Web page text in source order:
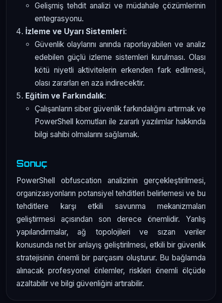
Gelişmiş tehdit analizi ve müdahale çözümlerinin
entegrasyonu.
İzleme ve Uyarı Sistemleri:
Güvenlik olaylarını anında raporlayabilen ve analiz
edebilen güçlü izleme sistemleri kurulması. Olası
kötü niyetli aktivitelerin erkenden fark edilmesi,
olası zararları en aza indirecektir.
Eğitim ve Farkındalık:
Çalışanların siber güvenlik farkındalığını artırmak ve
PowerShell komutları ile zararlı yazılımlar hakkında
bilgi sahibi olmalarını sağlamak.
Sonuç
PowerShell obfuscation analizinin gerçekleştirilmesi,
organizasyonların potansiyel tehditleri belirlemesi ve bu
tehditlere karşı etkili savunma mekanizmaları
geliştirmesi açısından son derece önemlidir. Yanlış
yapılandırmalar, ağ topolojileri ve sızan veriler
konusunda net bir anlayış geliştirilmesi, etkili bir güvenlik
stratejisinin önemli bir parçasını oluşturur. Bu bağlamda
alınacak profesyonel önlemler, riskleri önemli ölçüde
azaltabilir ve bilgi güvenliğini artırabilir.